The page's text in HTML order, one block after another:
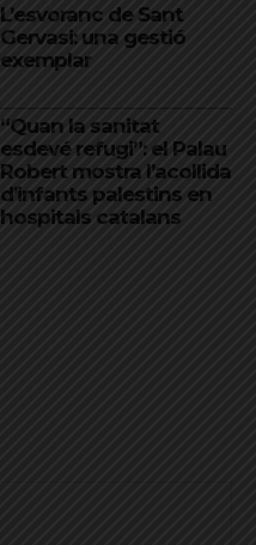
L’esvoranc de Sant
Gervasi: una gestió
exemplar
“Quan la sanitat
esdevé refugi”: el Palau
Robert mostra l’acollida
d’infants palestins en
hospitals catalans